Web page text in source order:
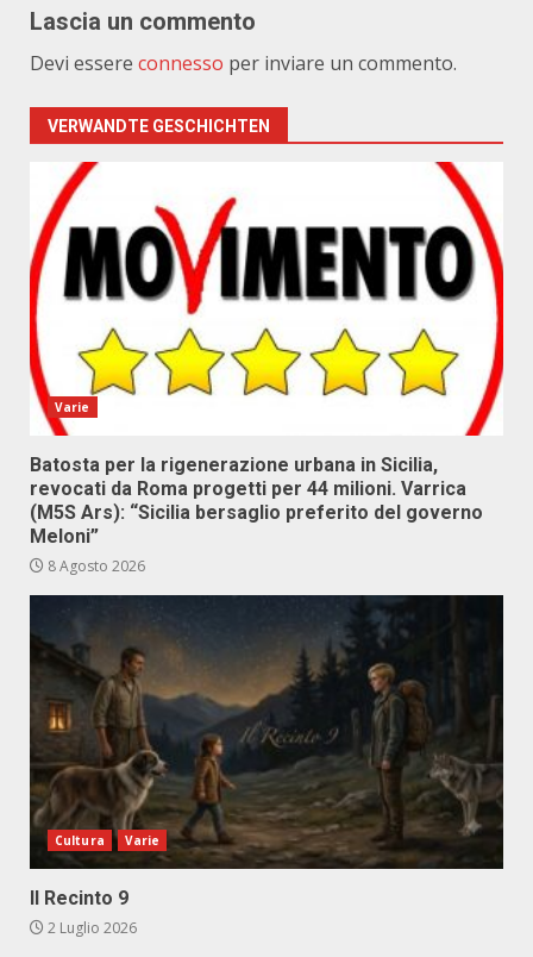
Lascia un commento
Devi essere connesso per inviare un commento.
VERWANDTE GESCHICHTEN
Varie
Batosta per la rigenerazione urbana in Sicilia,
revocati da Roma progetti per 44 milioni. Varrica
(M5S Ars): “Sicilia bersaglio preferito del governo
Meloni”
8 Agosto 2026
Cultura Varie
Il Recinto 9
2 Luglio 2026